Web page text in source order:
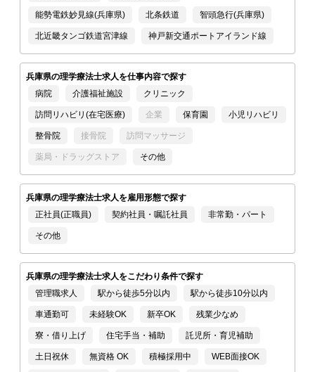
能勢電鉄妙見線(兵庫県) 北条鉄道 智頭急行(兵庫県)
北近畿タンゴ鉄道宮津線 神戸新交通ポートアイランド線
兵庫県の理学療法士求人を仕事内容で探す
病院
介護福祉施設 クリニック
訪問リハビリ(在宅医療) 企業 保育園 小児リハビリ
整骨院 接骨院 訪問マッサージ
薬局・ドラッグストア その他
兵庫県の理学療法士求人を雇用形態で探す
正社員(正職員)
契約社員・嘱託社員 非常勤・パート
その他
兵庫県の理学療法士求人をこだわり条件で探す
管理職求人
駅から徒歩5分以内 駅から徒歩10分以内
車通勤可 未経験OK 新卒OK 残業少なめ
寮・借り上げ 住宅手当・補助 託児所・育児補助
土日祝休 無資格 OK 積極採用中 WEB面接OK